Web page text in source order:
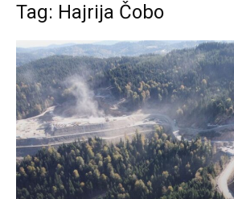
Tag: Hajrija Čobo